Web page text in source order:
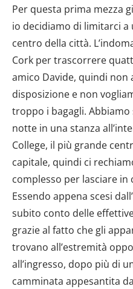
Per questa prima mezza
io decidiamo di limitarci
centro della città.
Cork per trascorrere
amico Davide, quindi
disposizione e non
troppo i bagagli.
notte in una stanza
College, il più grande
capitale, quindi ci
complesso per lasciare in
Essendo appena scesi
subito conto delle
grazie al fatto che gli
trovano all’estremità
all’ingresso, dopo più di
camminata appesantita